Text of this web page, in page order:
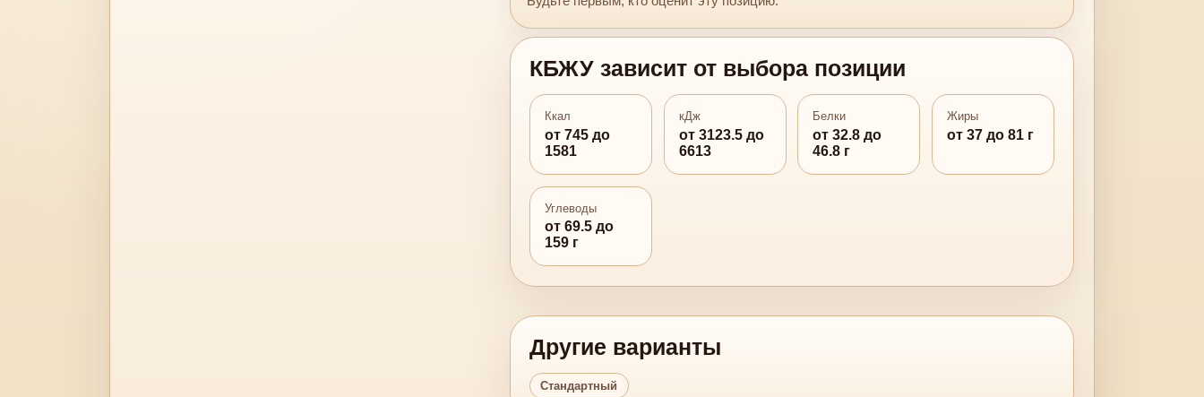
КБЖУ зависит от выбора позиции
Ккал
от 745 до
1581
кДж
от 3123.5 до
6613
Белки
от 32.8 до
46.8 г
Жиры
от 37 до 81 г
Углеводы
от 69.5 до
159 г
Другие варианты
Стандартный